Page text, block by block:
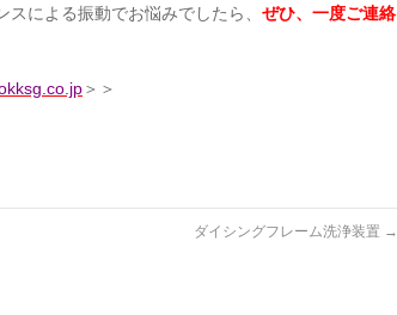
による振動でお悩みでしたら、 ぜひ、一度ご連絡
＞＞
ダイシングフレーム洗浄装置 →